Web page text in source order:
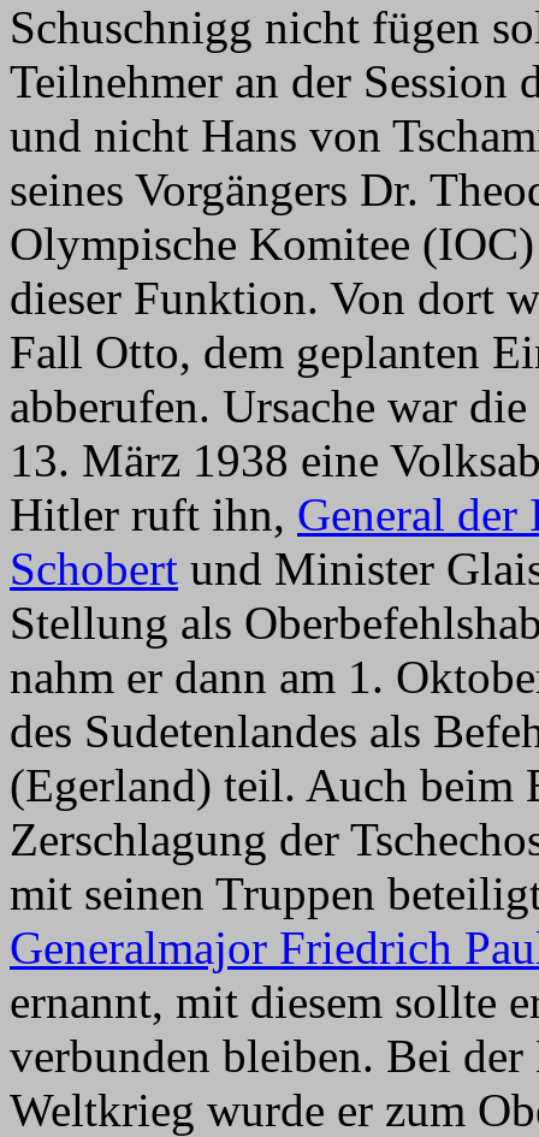
Schuschnigg nicht fügen
Teilnehmer an der
und nicht Hans von
seines Vorgängers Dr.
Olympische Komitee
dieser Funktion. Von dort
Fall Otto, dem geplanten
abberufen. Ursache war
13. März 1938 eine
Hitler ruft ihn, General
Schobert und Minister
Stellung als
nahm er dann am 1.
des Sudetenlandes als
(Egerland) teil. Auch beim
Zerschlagung der
mit seinen Truppen
Generalmajor Friedrich
ernannt, mit diesem sollte
verbunden bleiben. Bei
Weltkrieg wurde er zum